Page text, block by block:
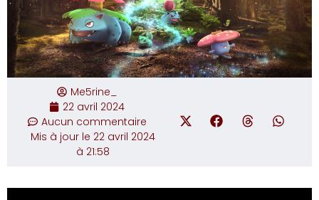
Me5rine_
22 avril 2024
Aucun commentaire
Mis à jour le 22 avril 2024
à 21:58